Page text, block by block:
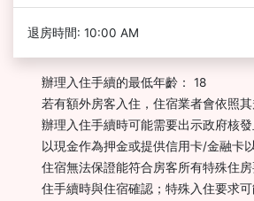
退房時間: 10:00 AM
辦理入住手續的最低年齡： 18
若有額外房客入住，住宿業者會依照
辦理入住手續時可能需要出示政府核
以現金作為押金或提供信用卡/金融卡
住宿無法保證能符合房客所有特殊住
住手續時與住宿確認；特殊入住要求